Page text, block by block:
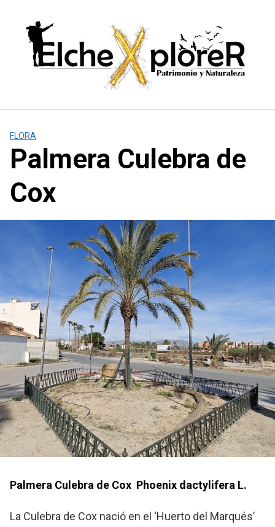
contenido
FLORA
Palmera Culebra de
Cox
Palmera Culebra de Cox Phoenix dactylifera L.
La Culebra de Cox nació en el ‘Huerto del Marqués’